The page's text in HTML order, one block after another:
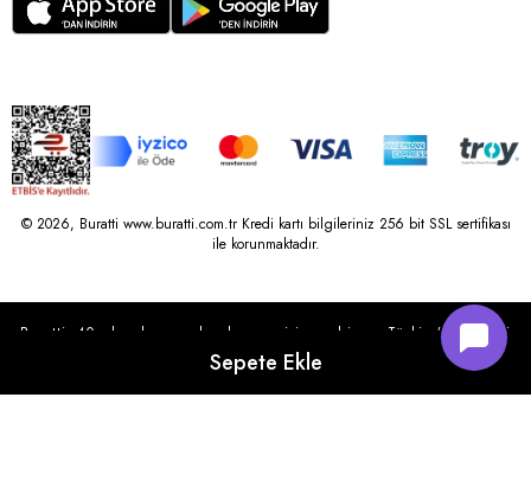
© 2026, Buratti www.buratti.com.tr Kredi kartı bilgileriniz 256 bit SSL sertifikası
ile korunmaktadır.
Buratti, 40 yılı aşkın perakende geçmişine sahip ve Türkiye’nin çeşitli
illerinde 22 şubesi bulunan Çetin Family Mağazacılık tarafından
kurulmuştur.